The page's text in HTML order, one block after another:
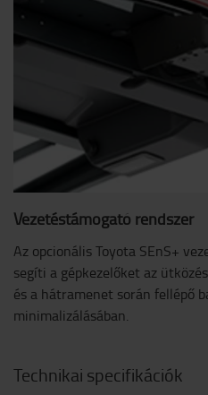
Vezetéstámogató rendszer
Az opcionális Toyota SEnS+
segíti a gépkezelőket az
és a hátramenet során fellépő
minimalizálásában.
Technikai specifikációk